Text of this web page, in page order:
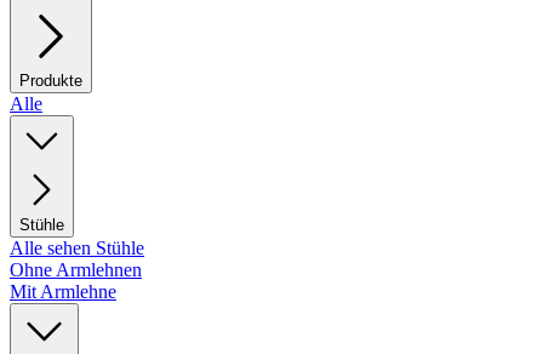
Produkte
Alle
Stühle
Alle sehen Stühle
Ohne Armlehnen
Mit Armlehne